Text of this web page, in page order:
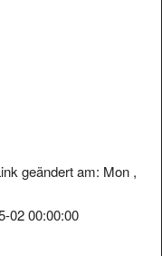
geändert am: Mon ,
02 00:00:00